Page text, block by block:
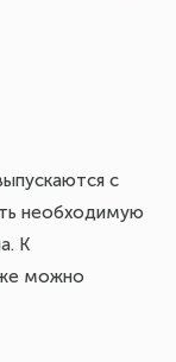
с
необходимую
К
можно